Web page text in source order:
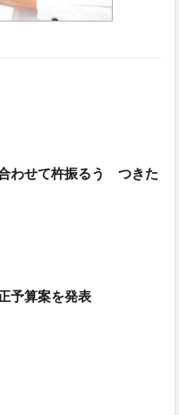
わせて杵振るう つきた
予算案を発表